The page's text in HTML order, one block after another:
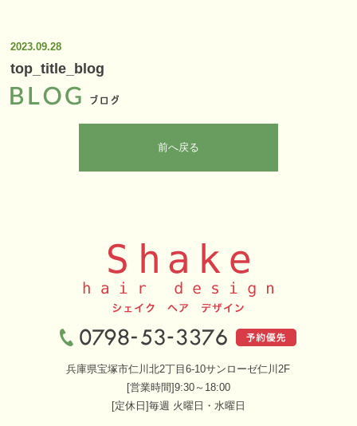
2023.09.28
top_title_blog
前へ戻る
兵庫県宝塚市仁川北2丁目6-10サンローゼ仁川2F
[営業時間]9:30～18:00
[定休日]毎週 火曜日・水曜日